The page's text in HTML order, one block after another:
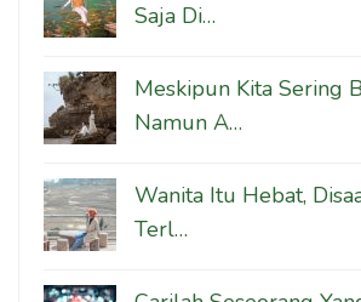
Saja Di…
Meskipun Kita Sering
Namun A…
Wanita Itu Hebat,
Terl…